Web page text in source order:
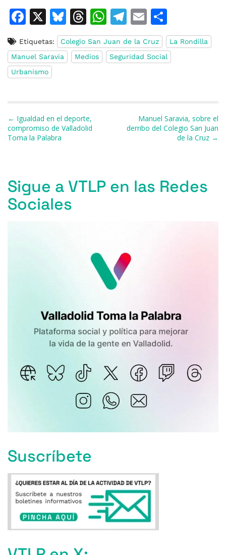
F
c
e
b
o
k
X
Bl
u
e
s
T
h
re
a
W
h
at
s
T
el
e
gr
E
m
ai
l
o
m
p
r
Etiquetas: Colegio San Juan de la Cruz
La Rondilla
Manuel Saravia
Medios
Seguridad Social
Urbanismo
Navegación de entradas
← Igualdad en el deporte,
compromiso de Valladolid
Toma la Palabra
Manuel Saravia, sobre el
derribo del Colegio San Juan
de la Cruz →
Sigue a VTLP en las Redes
Sociales
Suscríbete